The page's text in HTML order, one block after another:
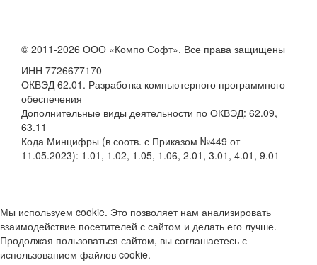
© 2011-2026 ООО «Компо Софт». Все права защищены
ИНН 7726677170
ОКВЭД 62.01. Разработка компьютерного программного
обеспечения
Дополнительные виды деятельности по ОКВЭД: 62.09,
63.11
Кода Минцифры (в соотв. с Приказом №449 от
11.05.2023): 1.01, 1.02, 1.05, 1.06, 2.01, 3.01, 4.01, 9.01
Мы используем cookie. Это позволяет нам анализировать
взаимодействие посетителей с сайтом и делать его лучше.
Продолжая пользоваться сайтом, вы соглашаетесь с
использованием файлов cookie.